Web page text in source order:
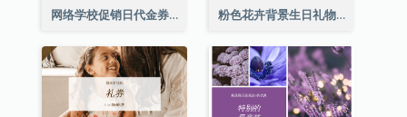
网络学校促销日代金券 粉色花卉背景生日礼物卡